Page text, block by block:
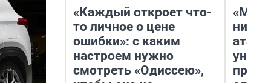
«Каждый откроет что-
то личное о цене
ошибки»: с каким
настроем нужно
смотреть «Одиссею»,
атаки